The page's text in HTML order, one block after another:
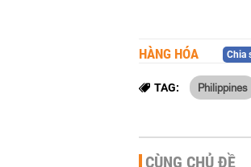
HÀNG HÓA Chia
TAG: Philippines
CÙNG CHỦ ĐỀ